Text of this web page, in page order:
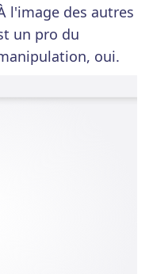
l'image des autres
un pro du
oui.